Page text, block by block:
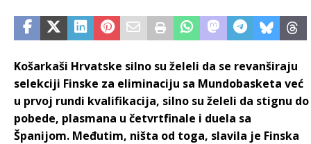
Košarkaši Hrvatske silno su želeli da se revanširaju
selekciji Finske za eliminaciju sa Mundobasketa već
u prvoj rundi kvalifikacija, silno su želeli da stignu do
pobede, plasmana u četvrtfinale i duela sa
Španijom. Međutim, ništa od toga, slavila je Finska